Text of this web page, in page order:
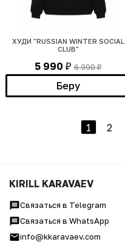
ХУДИ "RUSSIAN WINTER SOCIAL
CLUB"
5 990 ₽ 6 990₽
Беру
1 2
KIRILL KARAVAEV
Связаться в Telegram
Связаться в WhatsApp
info@kkaravaev.com